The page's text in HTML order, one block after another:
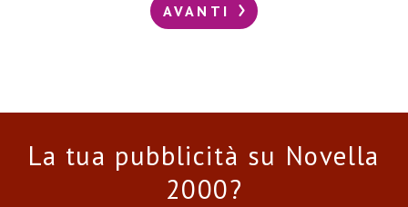
AVANTI
La tua pubblicità su Novella
2000?